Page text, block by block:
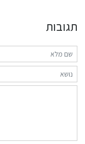
תגובות